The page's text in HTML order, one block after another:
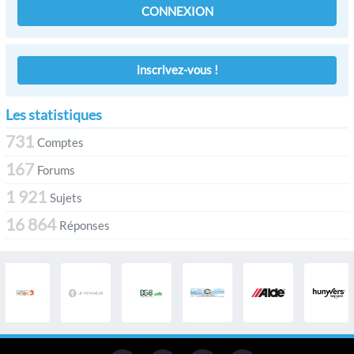
CONNEXION
inscrivez-vous !
Les statistiques
731 Comptes
167 Forums
1 921 Sujets
16 864 Réponses